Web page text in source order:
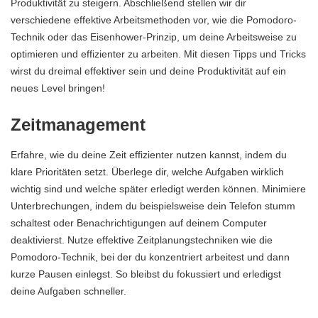
Produktivität zu steigern. Abschließend stellen wir dir
verschiedene effektive Arbeitsmethoden vor, wie die Pomodoro-
Technik oder das Eisenhower-Prinzip, um deine Arbeitsweise zu
optimieren und effizienter zu arbeiten. Mit diesen Tipps und Tricks
wirst du dreimal effektiver sein und deine Produktivität auf ein
neues Level bringen!
Zeitmanagement
Erfahre, wie du deine Zeit effizienter nutzen kannst, indem du
klare Prioritäten setzt. Überlege dir, welche Aufgaben wirklich
wichtig sind und welche später erledigt werden können. Minimiere
Unterbrechungen, indem du beispielsweise dein Telefon stumm
schaltest oder Benachrichtigungen auf deinem Computer
deaktivierst. Nutze effektive Zeitplanungstechniken wie die
Pomodoro-Technik, bei der du konzentriert arbeitest und dann
kurze Pausen einlegst. So bleibst du fokussiert und erledigst
deine Aufgaben schneller.